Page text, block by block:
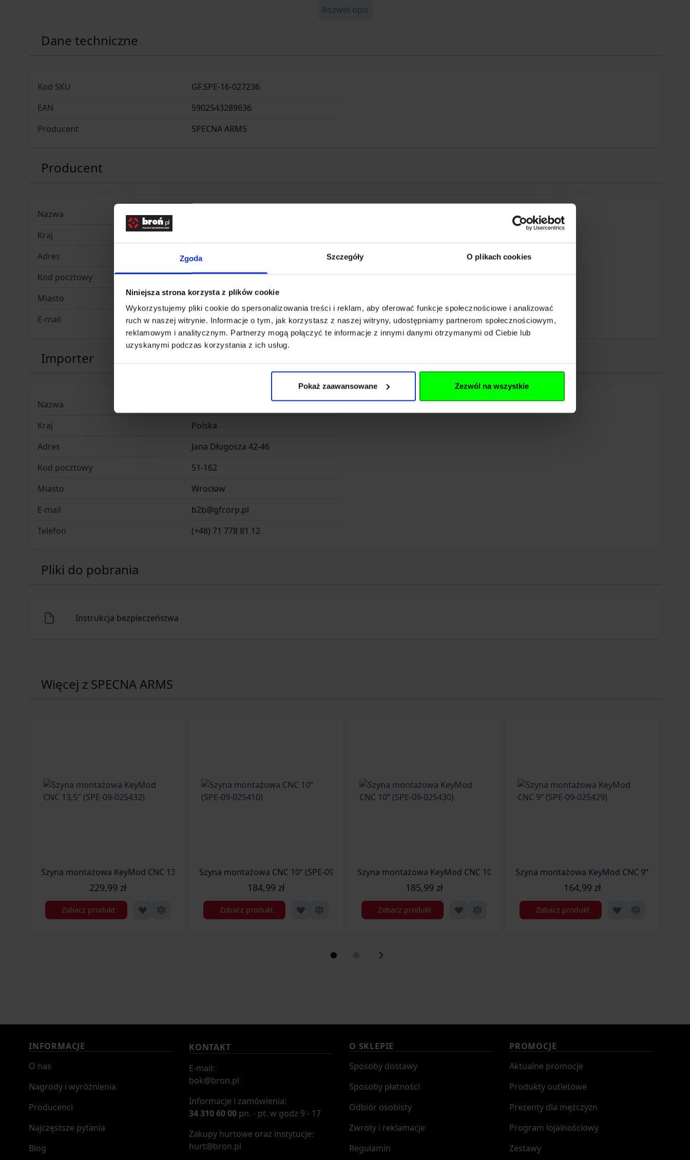
Zgoda Szczegóły O plikach cookies
Niniejsza strona korzysta z plików cookie
Wykorzystujemy pliki cookie do spersonalizowania treści i reklam, aby oferować funkcje społecznościowe i analizować
ruch w naszej witrynie. Informacje o tym, jak korzystasz z naszej witryny, udostępniamy partnerom społecznościowym,
reklamowym i analitycznym. Partnerzy mogą połączyć te informacje z innymi danymi otrzymanymi od Ciebie lub
uzyskanymi podczas korzystania z ich usług.
Pokaż zaawansowane Zezwól na wszystkie
Rozwiń opis
Dane techniczne
Kod SKU
GF.SPE-16-027236
EAN
5902543289636
Producent
SPECNA ARMS
Producent
Nazwa
Kraj
Adres
ul. Jana Długosza 42-46
Kod pocztowy
51-162
Miasto
Wrocław
E-mail
info@gfcorp.p
Importer
Nazwa
INFINITY FUND Sp z o. o. SK
Kraj
Polska
Adres
Jana Długosza 42-46
Kod pocztowy
51-162
Miasto
Wrocław
E-mail
b2b@gfcorp.pl
Telefon
(+48) 71 778 81 12
Pliki do pobrania
Instrukcja bezpieczeństwa
Więcej z SPECNA ARMS
Szyna montażowa KeyMod CNC 13,5" (SPE-09-025432)
229,99 zł
Zobacz produkt
Szyna montażowa CNC 10“ (SPE-09-025410)
184,99 zł
Zobacz produkt
Szyna montażowa KeyMod CNC 10“ (SPE-09-025430)
185,99 zł
Zobacz produkt
Szyna montażowa KeyMod CNC 9“ (SPE-09-
164,99 zł
Zobacz produkt
INFORMACJE
O nas
Nagrody i wyróżnienia
Producenci
Najczęstsze pytania
Blog
KONTAKT
E-mail:
bok@bron.pl
Informacje i zamówienia:
34 310 60 00 pn. - pt. w godz 9 - 17
Zakupy hurtowe oraz instytucje:
hurt@bron.pl
O SKLEPIE
Sposoby dostawy
Sposoby płatności
Odbiór osobisty
Zwroty i reklamacje
Regulamin
PROMOCJE
Aktualne promocje
Produkty outletowe
Prezenty dla mężczyzn
Program lojalnościowy
Zestawy